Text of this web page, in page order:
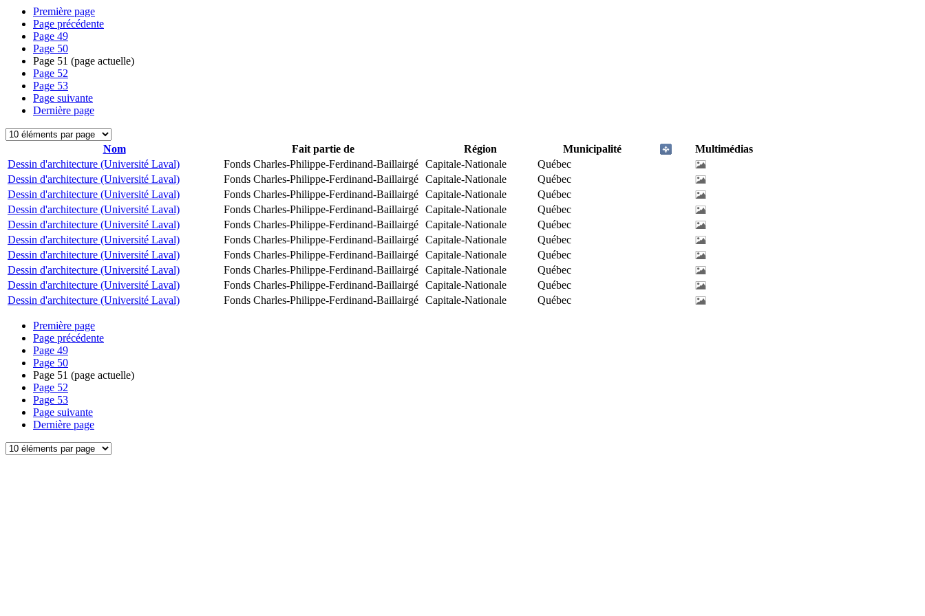
Première page
Page précédente
Page 49
Page 50
Page 51 (page actuelle)
Page 52
Page 53
Page suivante
Dernière page
Nom Fait partie de Région Municipalité
Multimédias
Dessin d'architecture (Université Laval)
Fonds Charles-Philippe-Ferdinand-Baillairgé Capitale-Nationale
Québec
Dessin d'architecture (Université Laval)
Fonds Charles-Philippe-Ferdinand-Baillairgé Capitale-Nationale
Québec
Dessin d'architecture (Université Laval)
Fonds Charles-Philippe-Ferdinand-Baillairgé Capitale-Nationale
Québec
Dessin d'architecture (Université Laval)
Fonds Charles-Philippe-Ferdinand-Baillairgé Capitale-Nationale
Québec
Dessin d'architecture (Université Laval)
Fonds Charles-Philippe-Ferdinand-Baillairgé Capitale-Nationale
Québec
Dessin d'architecture (Université Laval)
Fonds Charles-Philippe-Ferdinand-Baillairgé Capitale-Nationale
Québec
Dessin d'architecture (Université Laval)
Fonds Charles-Philippe-Ferdinand-Baillairgé Capitale-Nationale
Québec
Dessin d'architecture (Université Laval)
Fonds Charles-Philippe-Ferdinand-Baillairgé Capitale-Nationale
Québec
Dessin d'architecture (Université Laval)
Fonds Charles-Philippe-Ferdinand-Baillairgé Capitale-Nationale
Québec
Dessin d'architecture (Université Laval)
Fonds Charles-Philippe-Ferdinand-Baillairgé Capitale-Nationale Québec
Première page
Page précédente
Page 49
Page 50
Page 51 (page actuelle)
Page 52
Page 53
Page suivante
Dernière page